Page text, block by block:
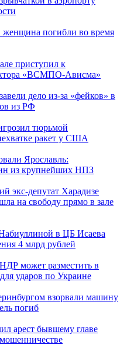
женщина погибли во время
приступил к
«ВСМПО-Ависма»
дело из-за «фейков» в
из РФ
тюрьмой
ракет у США
Ярославль:
из крупнейших НПЗ
экс-депутат Харадизе
на свободу прямо в зале
в ЦБ Исаева
4 млрд рублей
может разместить в
ударов по Украине
взорвали машину
погиб
арест бывшему главе